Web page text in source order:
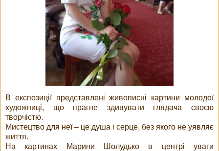
В експозиції представлені живописні картини молодої
художниці, що прагне здивувати глядача своєю
творчістю.
Мистецтво для неї – це душа і серце, без якого не уявляє
життя.
На картинах Марини Шолудько в центрі уваги